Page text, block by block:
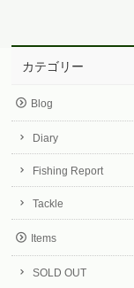
カテゴリー
Blog
Diary
Fishing Report
Tackle
Items
SOLD OUT